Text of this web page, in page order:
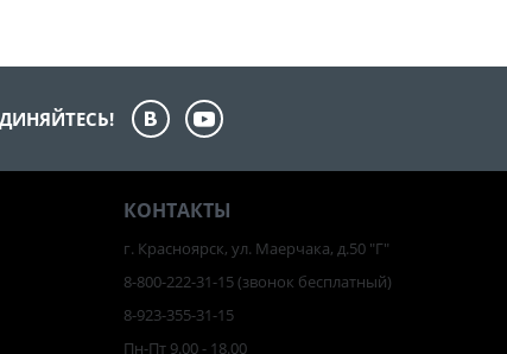
КОНТАКТЫ
г. Красноярск, ул. Маерчака, д.50 "Г"
8-800-222-31-15(звонок бесплатный)
8-923-355-31-15
Пн-Пт 9.00 - 18.00